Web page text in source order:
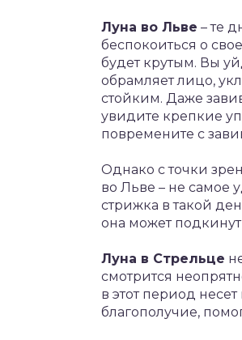
Луна во Льве – те
беспокоиться о
будет крутым. Вы
обрамляет лицо,
стойким. Даже
увидите крепкие
повремените с
Однако с точки
во Льве – не самое
стрижка в такой
она может
Луна в Стрельце
смотрится
в этот период
благополучие,